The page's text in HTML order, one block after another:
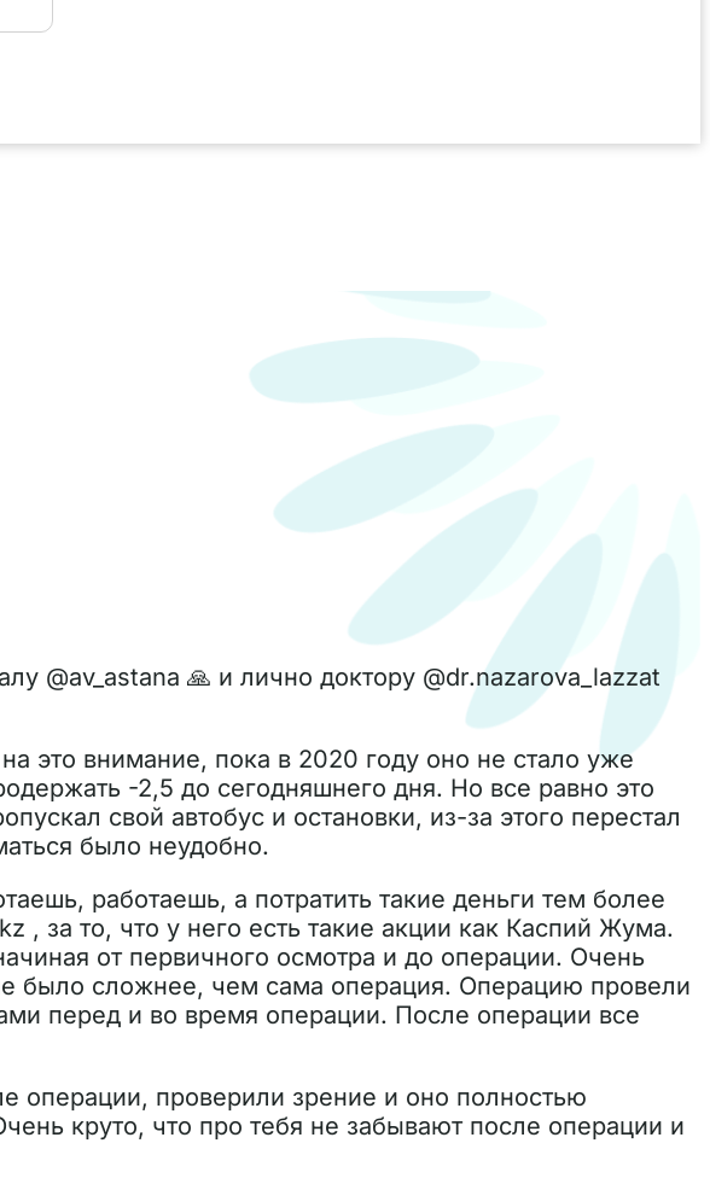
@av_astana 🙏 и лично доктору @dr.nazarova_lazzat
это внимание, пока в 2020 году оно не стало уже
-2,5 до сегодняшнего дня. Но все равно это
свой автобус и остановки, из-за этого перестал
было неудобно.
работаешь, а потратить такие деньги тем более
, за то, что у него есть такие акции как Каспий Жума.
от первичного осмотра и до операции. Очень
было сложнее, чем сама операция. Операцию провели
перед и во время операции. После операции все
операции, проверили зрение и оно полностью
круто, что про тебя не забывают после операции и